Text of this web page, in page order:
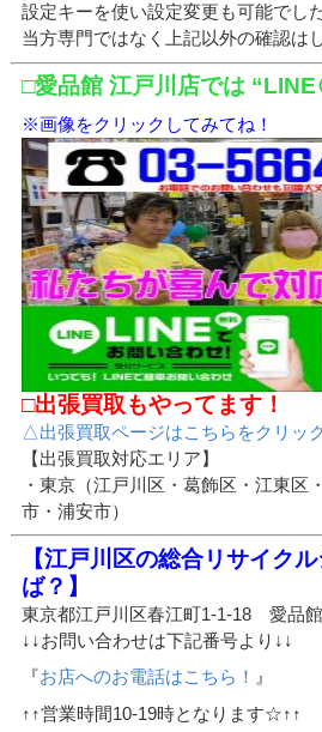
設定キーを使い設定変更も可能でした
当方専門ではなく上記以外の確認は
□愛品館 江戸川店では “LINE
※画像をクリックしてみてね！
□出張買取もやってます！
△出張買取ページはこちらをクリッ
【出張買取対応エリア】
・東京（江戸川区・葛飾区・江東区
市・浦安市）
【江戸川区の総合リサイク
ば？】
東京都江戸川区春江町1-1-18 愛品
↓↓お問い合わせは下記番号より↓↓
『お店へのお電話はこちら！ 』
↑↑営業時間10-19時となります☆↑↑